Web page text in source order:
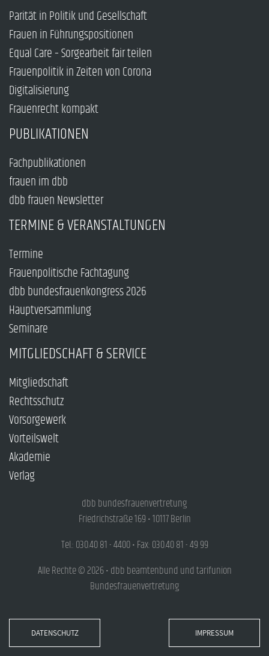
Parität in Politik und Gesellschaft
Frauen in Führungspositionen
Equal Care – Sorgearbeit fair teilen
Frauenpolitik in Zeiten von Corona
Digitalisierung
Frauenrecht kompakt
PUBLIKATIONEN
Fachpublikationen
frauen im dbb
dbb frauen Newsletter
TERMINE & VERANSTALTUNGEN
Termine
Frauenpolitische Fachtagung
dbb bundesfrauenkongress 2026
Hauptversammlung
Seminare
MITGLIEDSCHAFT & SERVICE
Mitgliedschaft
Rechtsschutz
Vorsorgewerk
Vorteilswelt
Akademie
Verlag
dbb bundesfrauenvertretung
Friedrichstraße 169 • 10117 Berlin
Tel.: 030.40 81 - 4400 • Fax: 030.40 81 - 49 99
Alle Rechte © 2026 • dbb beamtenbund und tarifunion
Bundesfrauenvertretung
DATENSCHUTZ IMPRESSUM